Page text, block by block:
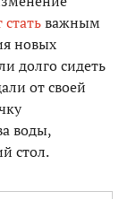
важным
новых
долго сидеть
от своей
воды,
стол.